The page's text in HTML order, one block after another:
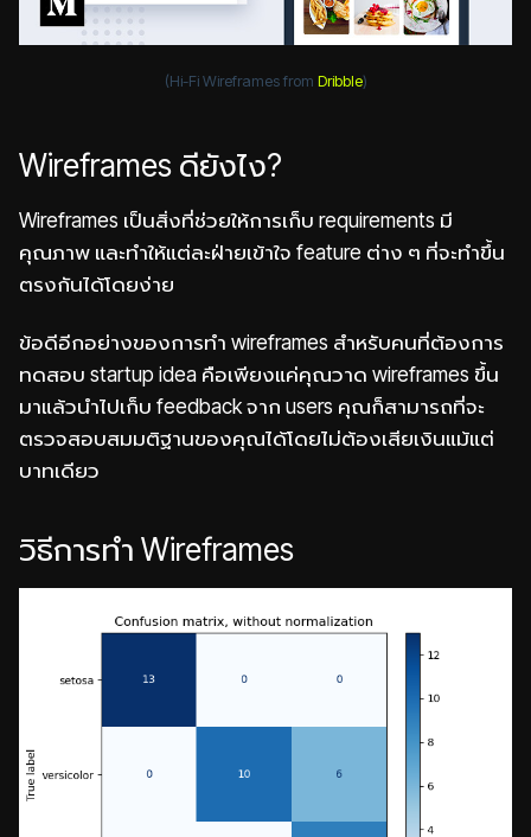
(Hi-Fi Wireframes from Dribble)
Wireframes ดียังไง?
Wireframes เป็นสิ่งที่ช่วยให้การเก็บ requirements มี
คุณภาพ และทำให้แต่ละฝ่ายเข้าใจ feature ต่าง ๆ ที่จะทำขึ้น
ตรงกันได้โดยง่าย
ข้อดีอีกอย่างของการทำ wireframes สำหรับคนที่ต้องการ
ทดสอบ startup idea คือเพียงแค่คุณวาด wireframes ขึ้น
มาแล้วนำไปเก็บ feedback จาก users คุณก็สามารถที่จะ
ตรวจสอบสมมติฐานของคุณได้โดยไม่ต้องเสียเงินแม้แต่
บาทเดียว
วิธีการทำ Wireframes